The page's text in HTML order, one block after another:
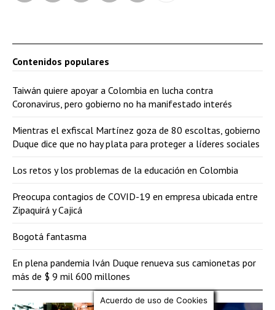
Contenidos populares
Taiwán quiere apoyar a Colombia en lucha contra
Coronavirus, pero gobierno no ha manifestado interés
Mientras el exfiscal Martínez goza de 80 escoltas, gobierno
Duque dice que no hay plata para proteger a líderes sociales
Los retos y los problemas de la educación en Colombia
Preocupa contagios de COVID-19 en empresa ubicada entre
Zipaquirá y Cajicá
Bogotá fantasma
En plena pandemia Iván Duque renueva sus camionetas por
más de $ 9 mil 600 millones
Acuerdo de uso de Cookies